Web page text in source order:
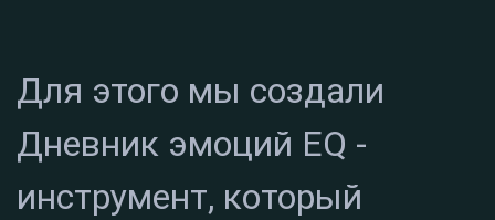
Для этого мы создали
Дневник эмоций EQ -
инструмент, который